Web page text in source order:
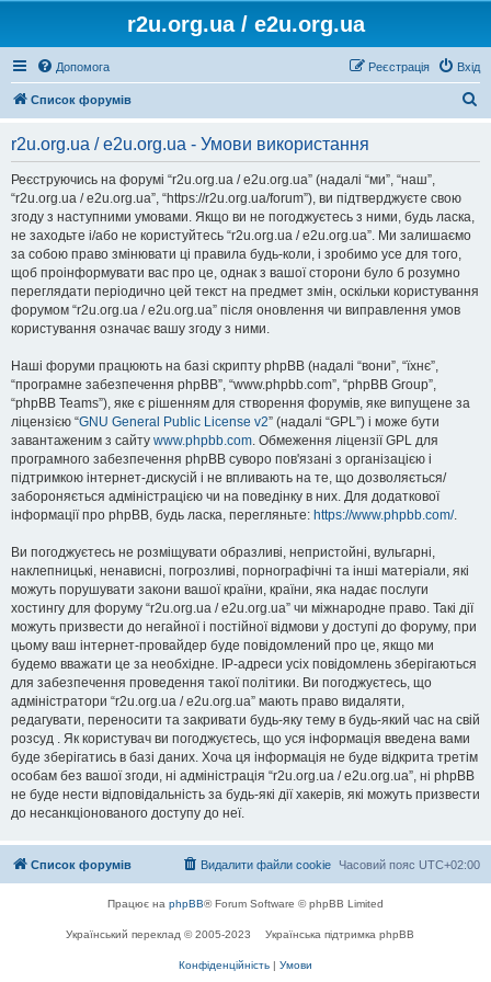
r2u.org.ua / e2u.org.ua
Допомога Вхід
Реєстрація
Список форумів
r2u.org.ua / e2u.org.ua - Умови використання
Реєструючись на форумі “r2u.org.ua / e2u.org.ua” (надалі “ми”, “наш”,
“r2u.org.ua / e2u.org.ua”, “https://r2u.org.ua/forum”), ви підтверджуєте свою
згоду з наступними умовами. Якщо ви не погоджуєтесь з ними, будь ласка,
не заходьте і/або не користуйтесь “r2u.org.ua / e2u.org.ua”. Ми залишаємо
за собою право змінювати ці правила будь-коли, і зробимо усе для того,
щоб проінформувати вас про це, однак з вашої сторони було б розумно
переглядати періодично цей текст на предмет змін, оскільки користування
форумом “r2u.org.ua / e2u.org.ua” після оновлення чи виправлення умов
користування означає вашу згоду з ними.
Наші форуми працюють на базі скрипту phpBB (надалі “вони”, “їхнє”,
“програмне забезпечення phpBB”, “www.phpbb.com”, “phpBB Group”,
“phpBB Teams”), яке є рішенням для створення форумів, яке випущене за
ліцензією “GNU General Public License v2” (надалі “GPL”) і може бути
завантаженим з сайту www.phpbb.com. Обмеження ліцензії GPL для
програмного забезпечення phpBB суворо пов'язані з організацією і
підтримкою інтернет-дискусій і не впливають на те, що дозволяється/
забороняється адміністрацією чи на поведінку в них. Для додаткової
інформації про phpBB, будь ласка, перегляньте: https://www.phpbb.com/.
Ви погоджуєтесь не розміщувати образливі, непристойні, вульгарні,
наклепницькі, ненависні, погрозливі, порнографічні та інші матеріали, які
можуть порушувати закони вашої країни, країни, яка надає послуги
хостингу для форуму “r2u.org.ua / e2u.org.ua” чи міжнародне право. Такі дії
можуть призвести до негайної і постійної відмови у доступі до форуму, при
цьому ваш інтернет-провайдер буде повідомлений про це, якщо ми
будемо вважати це за необхідне. IP-адреси усіх повідомлень зберігаються
для забезпечення проведення такої політики. Ви погоджуєтесь, що
адміністратори “r2u.org.ua / e2u.org.ua” мають право видаляти,
редагувати, переносити та закривати будь-яку тему в будь-який час на свій
розсуд . Як користувач ви погоджуєтесь, що уся інформація введена вами
буде зберігатись в базі даних. Хоча ця інформація не буде відкрита третім
особам без вашої згоди, ні адміністрація “r2u.org.ua / e2u.org.ua”, ні phpBB
не буде нести відповідальність за будь-які дії хакерів, які можуть призвести
до несанкціонованого доступу до неї.
Список форумів Часовий пояс UTC+02:00
Видалити файли cookie
Працює на phpBB® Forum Software © phpBB Limited
Український переклад © 2005-2023 Українська підтримка phpBB
Конфіденційність | Умови